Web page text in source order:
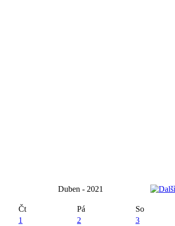
Duben - 2021
Čt Pá So
1 2 3